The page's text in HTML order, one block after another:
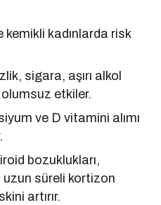
kemikli kadınlarda risk
sigara, aşırı alkol
olumsuz etkiler.
ve D vitamini alımı
bozuklukları,
süreli kortizon
artırır.